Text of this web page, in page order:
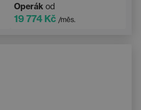
Operák od
19 774 Kč /měs.